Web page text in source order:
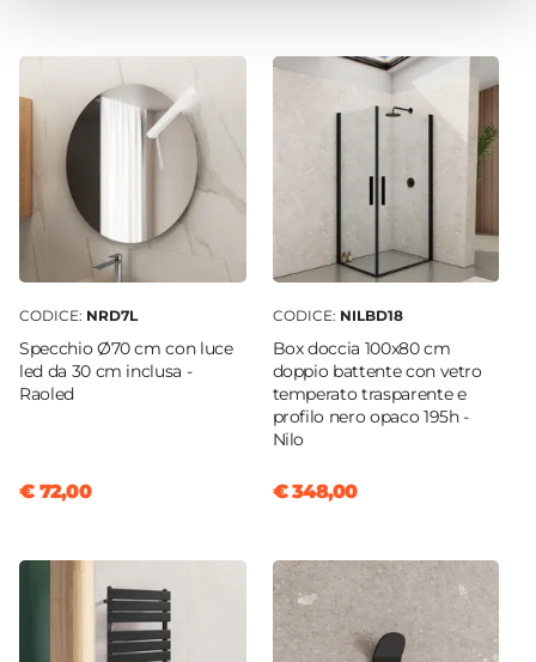
Centro
Foro Troppopieno
Predisposizione Fori
Forato
Rubinetteria
Non incluso
Caratteristiche Specchio
Applique
CODICE: NRD7L
Specchio Ø70 cm con luce
led da 30 cm inclusa -
Raoled
€ 72,00
CODICE: NILBD18
Box doccia 100x80 cm
doppio battente con vetro
temperato trasparente e
profilo nero opaco 195h -
Nilo
€ 348,00